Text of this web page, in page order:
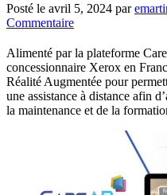
Posté le avril 5, 2024 par
Commentaire
Alimenté par la plateforme
concessionnaire Xerox en
Réalité Augmentée pour
une assistance à distance afin
la maintenance et de la